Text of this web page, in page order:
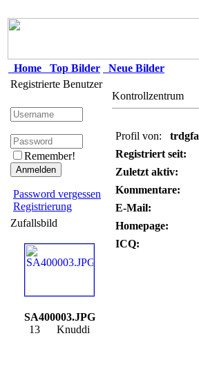
Home Top Bilder
Neue Bilder
Registrierte Benutzer
Remember!
Password vergessen
Registrierung
Zufallsbild
SA400003.JPG
13 Knuddi
Kontrollzentrum
Profil von: trdgfa
Registriert seit:
Zuletzt aktiv:
Kommentare:
E-Mail:
Homepage:
ICQ: